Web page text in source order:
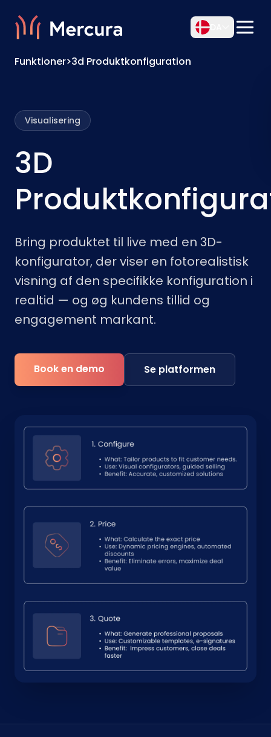
Funktioner>3d Produktkonfiguration
Visualisering
3D
Bring produktet til live med en 3D-
konfigurator, der viser en fotorealistisk
visning af den specifikke konfiguration i
realtid — og øg kundens tillid og
engagement markant.
Book en demo Se platformen